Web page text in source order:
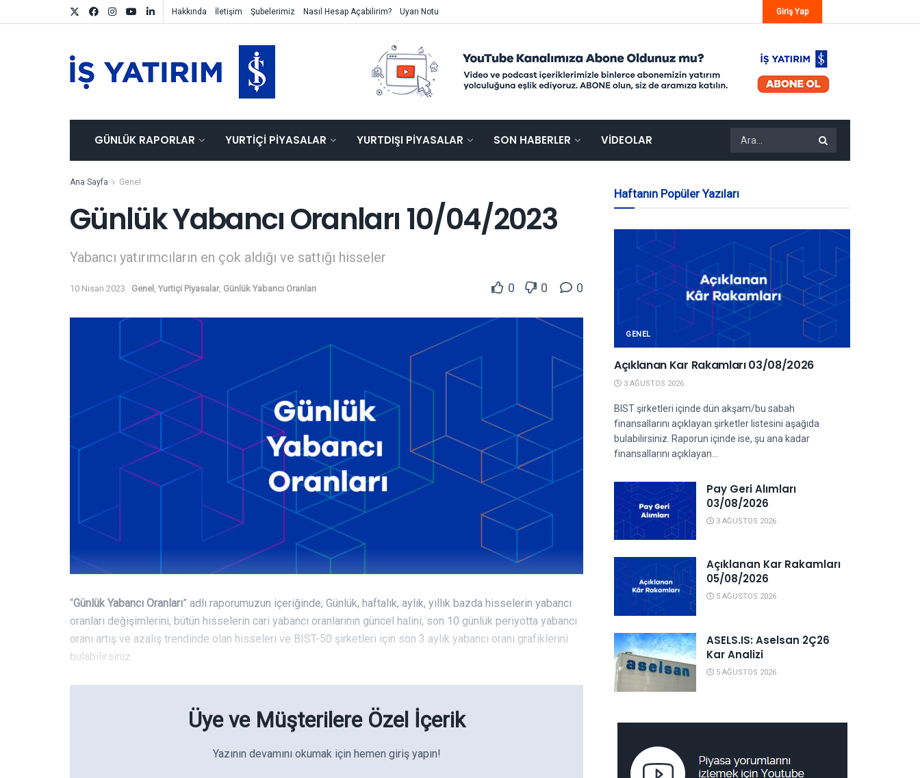
Hakkında İletişim Şubelerimiz Nasıl Hesap Açabilirim? Uyarı Notu Giriş Yap
GÜNLÜK RAPORLAR YURTIÇI PIYASALAR YURTDIŞI PIYASALAR SON HABERLER VIDEOLAR
Ana Sayfa Genel
Günlük Yabancı Oranları 10/04/2023
Yabancı yatırımcıların en çok aldığı ve sattığı hisseler
10 Nisan 2023 Genel Yurtiçi Piyasalar, Günlük Yabancı Oranları 0 0 0
“Günlük Yabancı Oranları” adlı raporumuzun içeriğinde; Günlük, haftalık, aylık, yıllık bazda hisselerin yabancı
oranları değişimlerini, bütün hisselerin cari yabancı oranlarının güncel halini, son 10 günlük periyotta yabancı
oranı artış ve azalış trendinde olan hisseleri ve BIST-50 şirketleri için son 3 aylık yabancı oranı grafiklerini
bulabilirsiniz.
Üye ve Müşterilere Özel İçerik
Yazının devamını okumak için hemen giriş yapın!
Haftanın Popüler Yazıları
GENEL
Açıklanan Kar Rakamları 03/08/2026
3 AĞUSTOS 2026
BIST şirketleri içinde dün akşam/bu sabah
finansallarını açıklayan şirketler listesini aşağıda
bulabilirsiniz. Raporun içinde ise, şu ana kadar
finansallarını açıklayan...
Pay Geri Alımları
03/08/2026
3 AĞUSTOS 2026
Açıklanan Kar Rakamları
05/08/2026
5 AĞUSTOS 2026
ASELS.IS: Aselsan 2Ç26
Kar Analizi
5 AĞUSTOS 2026